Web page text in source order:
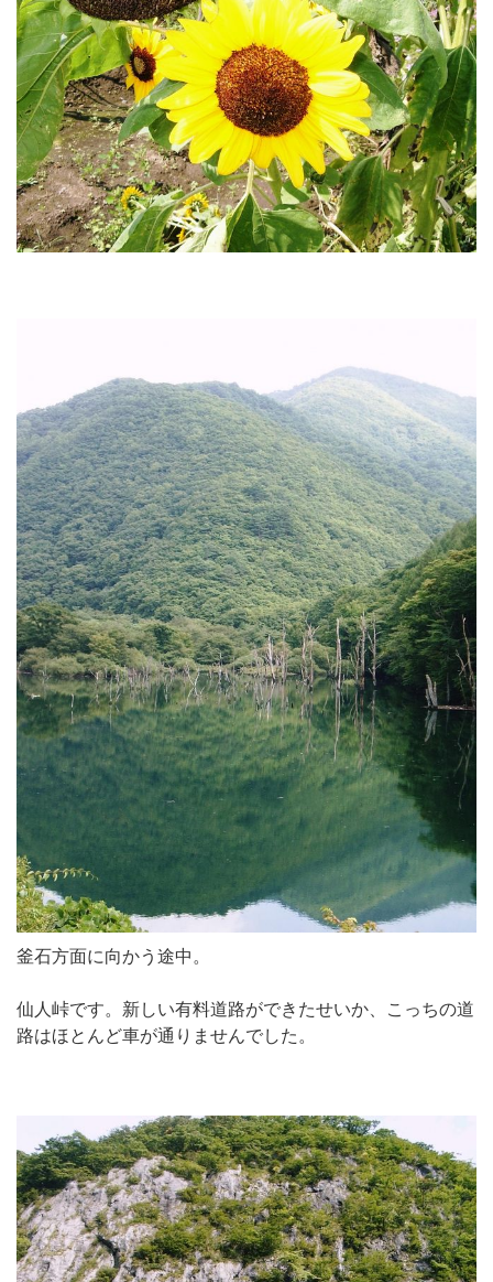
釜石方面に向かう途中。
仙人峠です。新しい有料道路ができたせいか、こっちの道
路はほとんど車が通りませんでした。